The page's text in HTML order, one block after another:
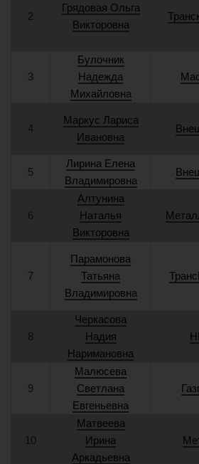
2
Грядовая Ольга
Викторовна
3
Булочник
Надежда
Михайловна
4
Маркус Лариса
Ивановна
5
Лирина Елена
Владимировна
6
Алтунина
Наталья
Викторовна
7
Парамонова
Татьяна
Владимировна
8
Черкасова
Надия
Наримановна
9
Малюсева
Светлана
Евгеньевна
10
Матвеева
Ирина
Аркадьевна